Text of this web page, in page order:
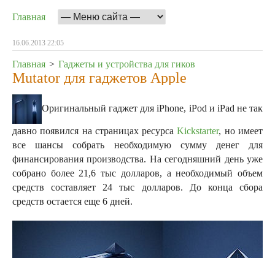
Главная
16.06.2013 22:05
Главная > Гаджеты и устройства для гиков
Mutator для гаджетов Apple
Оригинальный гаджет для iPhone, iPod и iPad не так
давно появился на страницах ресурсаKickstarter, но имеет
все шансы собрать необходимую сумму денег для
финансирования производства. На сегодняшний день уже
собрано более 21,6 тыс долларов, а необходимый объем
средств составляет 24 тыс долларов. До конца сбора
средств остается еще 6 дней.